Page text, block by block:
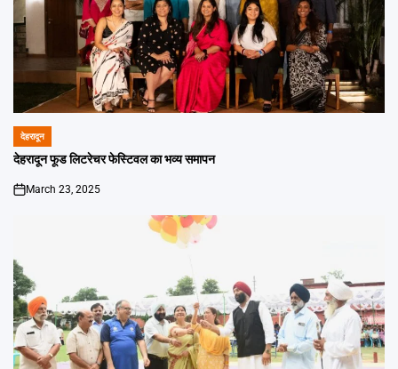
POSTED
IN
देहरादून
देहरादून फूड लिटरेचर फेस्टिवल का भव्य समापन
on
March 23, 2025